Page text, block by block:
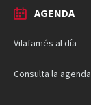
AGENDA
Vilafamés al día
Consulta la